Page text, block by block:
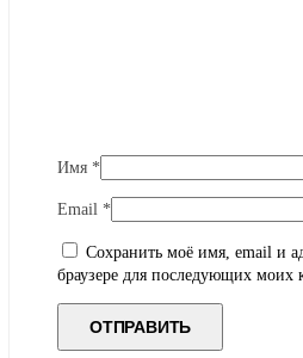
Имя *
Email *
Сохранить моё имя, email и
браузере для последующих моих